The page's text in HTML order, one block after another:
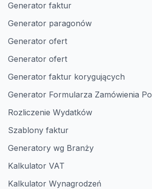
Generator faktur
Generator paragonów
Generator ofert
Generator ofert
Generator faktur korygujących
Generator Formularza Zamówienia
Rozliczenie Wydatków
Szablony faktur
Generatory wg Branży
Kalkulator VAT
Kalkulator Wynagrodzeń